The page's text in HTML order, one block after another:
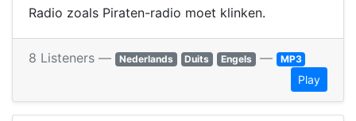
Radio zoals Piraten-radio moet klinken.
8 Listeners — Nederlands Duits Engels — MP3
Play